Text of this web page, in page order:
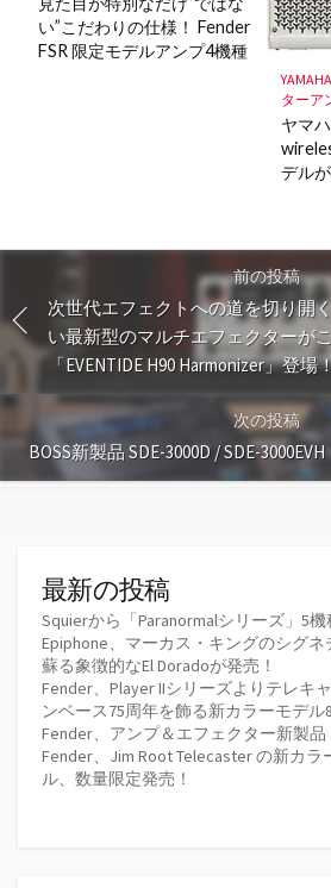
い”こだわりの仕様！ Fender
FSR 限定モデルアンプ4機種
YAMAHA
ターア
ヤマ
デル
前の投稿
次世代エフェクトへの道を切り開
い最新型のマルチエフェクターが
「EVENTIDE H90 Harmonizer」登場
次の投稿
BOSS新製品 SDE-3000D / SDE-3000EVH
最新の投稿
Squierから「Paranormalシリーズ」5
Epiphone、マーカス・キングのシグ
蘇る象徴的なEl Doradoが発売！
Fender、Player IIシリーズよりテレキ
ンベース75周年を飾る新カラーモデル
Fender、アンプ＆エフェクター新製品
Fender、Jim Root Telecaster の新カラ
ル、数量限定発売！